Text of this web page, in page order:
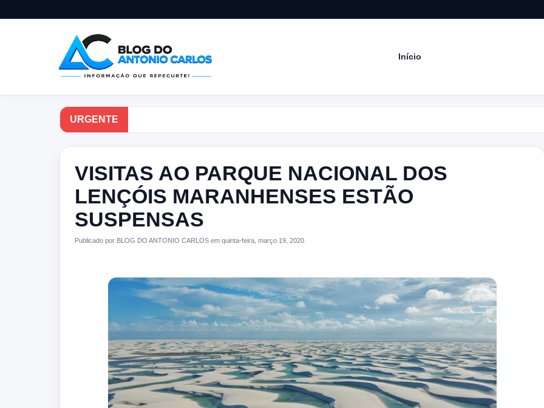
Início
URGENTE
VISITAS AO PARQUE NACIONAL DOS
LENÇÓIS MARANHENSES ESTÃO
SUSPENSAS
Publicado por BLOG DO ANTONIO CARLOS em quinta-feira, março 19, 2020